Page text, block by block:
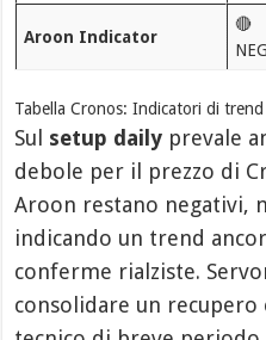
Aroon Indicator
🔴
Tabella Cronos: Indicatori di trend
Sul setup daily prevale
debole per il prezzo di
Aroon restano negativi,
indicando un trend
conferme rialziste.
consolidare un